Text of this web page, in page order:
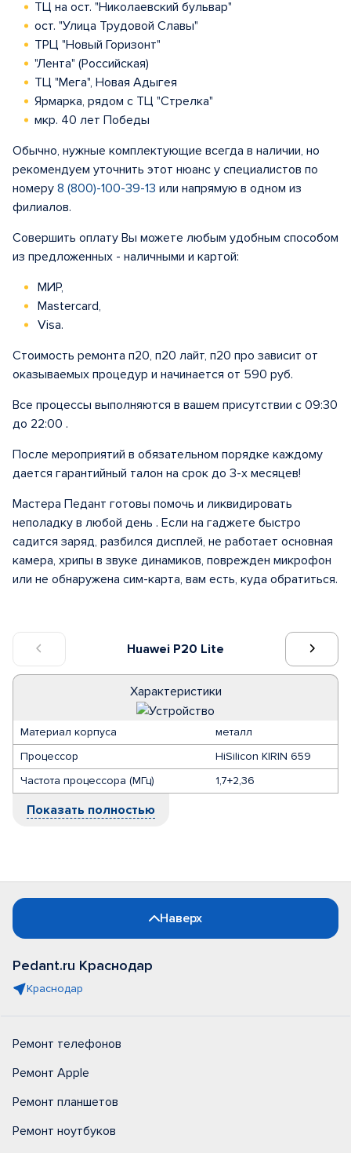
Huawei P20 Lite
Характеристики
Материал корпуса
металл
Процессор
HiSilicon KIRIN 659
Частота процессора (МГц)
1,7+2,36
Показать полностью
ТЦ на ост. "Николаевский бульвар"
ост. "Улица Трудовой Славы"
ТРЦ "Новый Горизонт"
"Лента" (Российская)
ТЦ "Мега", Новая Адыгея
Ярмарка, рядом с ТЦ "Стрелка"
мкр. 40 лет Победы
Обычно, нужные комплектующие всегда в наличии, но
рекомендуем уточнить этот нюанс у специалистов по
номеру 8 (800)-100-39-13 или напрямую в одном из
филиалов.
Совершить оплату Вы можете любым удобным способом
из предложенных - наличными и картой:
МИР,
Mastercard,
Visa.
Стоимость ремонта п20, п20 лайт, п20 про зависит от
оказываемых процедур и начинается от 590 руб.
Все процессы выполняются в вашем присутствии с 09:30
до 22:00 .
После мероприятий в обязательном порядке каждому
дается гарантийный талон на срок до 3-х месяцев!
Мастера Педант готовы помочь и ликвидировать
неполадку в любой день . Если на гаджете быстро
садится заряд, разбился дисплей, не работает основная
камера, хрипы в звуке динамиков, поврежден микрофон
или не обнаружена сим-карта, вам есть, куда обратиться.
Наверх
Pedant.ru Краснодар
Краснодар
Ремонт телефонов
Ремонт Apple
Ремонт планшетов
Ремонт ноутбуков